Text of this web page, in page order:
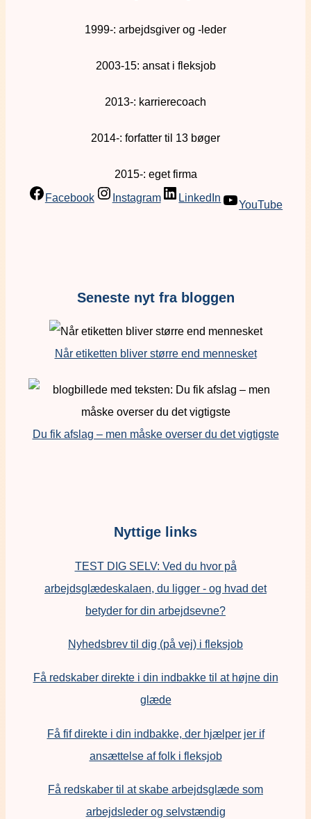
1999-: arbejdsgiver og -leder
2003-15: ansat i fleksjob
2013-: karrierecoach
2014-: forfatter til 13 bøger
2015-: eget firma
Facebook
Instagram LinkedIn
YouTube
Seneste nyt fra bloggen
Når etiketten bliver større end mennesket
Du fik afslag – men måske overser du det vigtigste
Nyttige links
TEST DIG SELV: Ved du hvor på
arbejdsglædeskalaen, du ligger - og hvad det
betyder for din arbejdsevne?
Nyhedsbrev til dig (på vej) i fleksjob
Få redskaber direkte i din indbakke til at højne din
glæde
Få fif direkte i din indbakke, der hjælper jer if
ansættelse af folk i fleksjob
Få redskaber til at skabe arbejdsglæde som
arbejdsleder og selvstændig